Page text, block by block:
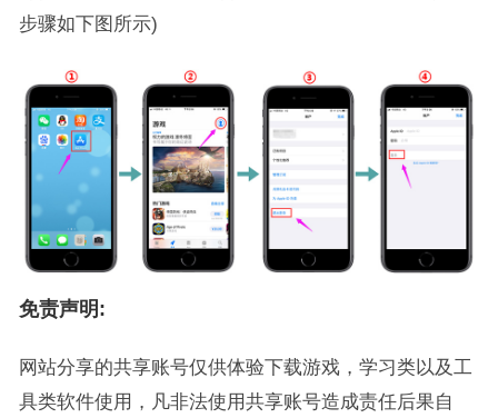
步骤如下图所示)
免责声明:
网站分享的共享账号仅供体验下载游戏，学习类以及工
具类软件使用，凡非法使用共享账号造成责任后果自